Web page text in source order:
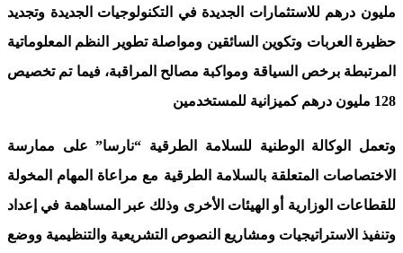
مليون درهم للاستثمارات الجديدة في التكنولوجيات الجديدة وتجديد
حظيرة العربات وتكوين السائقين ومواصلة تطوير النظم المعلوماتية
المرتبطة برخص السياقة ومواكبة مصالح المراقبة، فيما تم تخصيص
128 مليون درهم كميزانية للمستخدمين
وتعمل الوكالة الوطنية للسلامة الطرقية “نارسا” على ممارسة
الاختصاصات المتعلقة بالسلامة الطرقية مع مراعاة المهام المخولة
للقطاعات الوزارية أو الهيئات الأخرى وذلك عبر المساهمة في إعداد
وتنفيذ الاستراتيجيات ومشاريع النصوص التشريعية والتنظيمية ووضع